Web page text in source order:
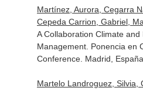
Martínez, Aurora, Cegarra
Cepeda Carrion, Gabriel,
A Collaboration Climate
Management. Ponencia en
Conference. Madrid,
Martelo Landroguez, Silvia,